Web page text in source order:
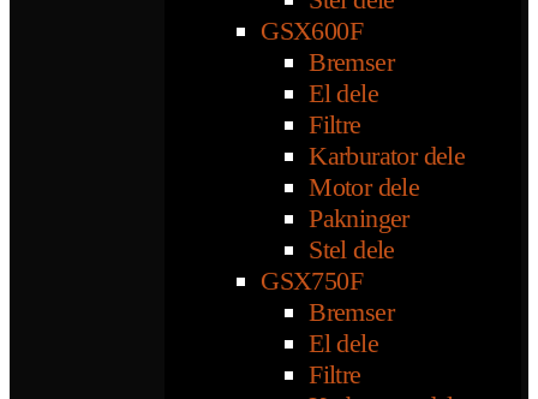
GSX600F
Bremser
El dele
Filtre
Karburator dele
Motor dele
Pakninger
Stel dele
GSX750F
Bremser
El dele
Filtre